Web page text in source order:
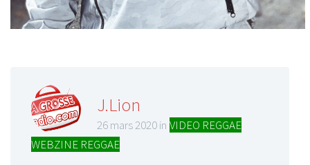
J.Lion
26 mars 2020 in VIDEO REGGAE
WEBZINE REGGAE